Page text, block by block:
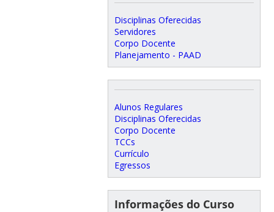
Disciplinas Oferecidas
Servidores
Corpo Docente
Planejamento - PAAD
Alunos Regulares
Disciplinas Oferecidas
Corpo Docente
TCCs
Currículo
Egressos
Informações do Curso